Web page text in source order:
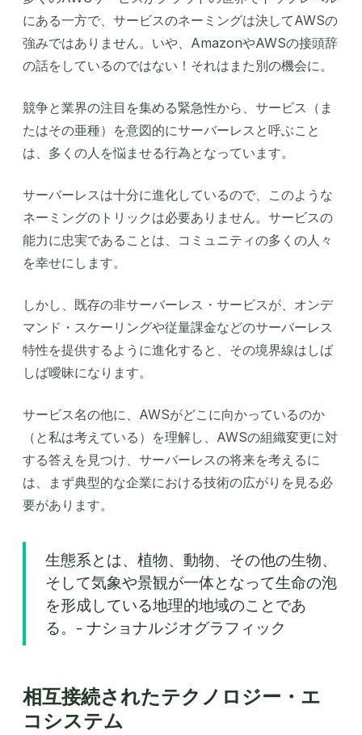
にある一方で、サービスのネーミングは決してAWSの
強みではありません。いや、AmazonやAWSの接頭辞
の話をしているのではない！それはまた別の機会に。
競争と業界の注目を集める緊急性から、サービス（ま
たはその亜種）を意図的にサーバーレスと呼ぶこと
は、多くの人を悩ませる行為となっています。
サーバーレスは十分に進化しているので、このような
ネーミングのトリックは必要ありません。サービスの
能力に忠実であることは、コミュニティの多くの人々
を幸せにします。
しかし、既存の非サーバーレス・サービスが、オンデ
マンド・スケーリングや従量課金などのサーバーレス
特性を提供するように進化すると、その境界線はしば
しば曖昧になります。
サービス名の他に、AWSがどこに向かっているのか
（と私は考えている）を理解し、AWSの組織変更に対
する答えを見つけ、サーバーレスの将来を考えるに
は、まず典型的な企業における技術の広がりを見る必
要があります。
生態系とは、植物、動物、その他の生物、
そして気象や景観が一体となって生命の泡
を形成している地理的地域のことであ
る。- ナショナルジオグラフィック
相互接続されたテクノロジー・エ
コシステム